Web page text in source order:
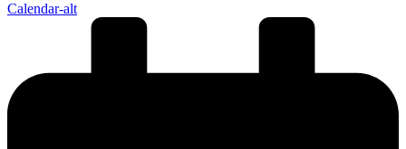
Calendar-alt